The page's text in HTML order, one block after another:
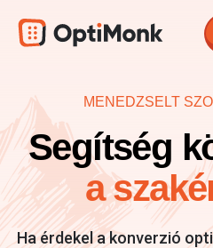
MENEDZSELT
Segítség
a
Ha érdekel a konverzió